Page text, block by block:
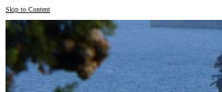
Skip to Content